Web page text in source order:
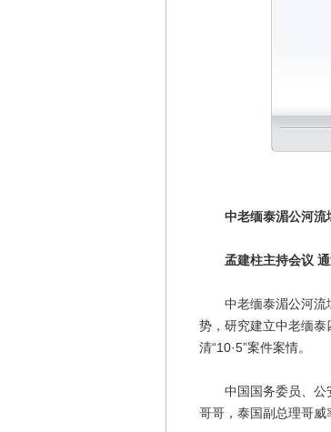
中老缅泰湄公河流
孟建柱主持会议 通
中老缅泰湄公河流域
势，研究建立中老缅
清“10·5”案件案情。
中国国务委员、公安
哥哥，泰国副总理哥威